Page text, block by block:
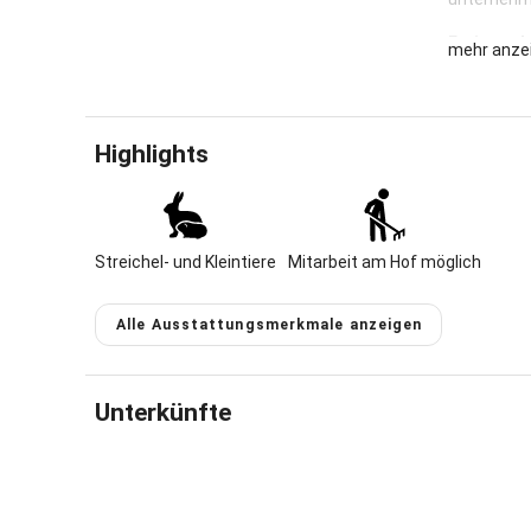
ist in
Preis für
mehr
Highlights
Streichel- und Kleintiere Mitarbeit am Hof möglich
Alle Ausstattungsmerkmale anzeigen
Unterkünfte